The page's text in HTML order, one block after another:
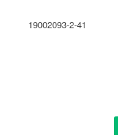
19002093-2-41